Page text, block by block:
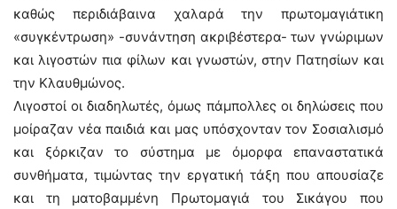
καθώς περιδιάβαινα χαλαρά την πρωτομαγιάτικη
«συγκέντρωση» -συνάντηση ακριβέστερα- των γνώριμων
και λιγοστών πια φίλων και γνωστών, στην Πατησίων και
την Κλαυθμώνος.
Λιγοστοί οι διαδηλωτές, όμως πάμπολλες οι δηλώσεις που
μοίραζαν νέα παιδιά και μας υπόσχονταν τον Σοσιαλισμό
και ξόρκιζαν το σύστημα με όμορφα επαναστατικά
συνθήματα, τιμώντας την εργατική τάξη που απουσίαζε
και τη ματοβαμμένη Πρωτομαγιά του Σικάγου που